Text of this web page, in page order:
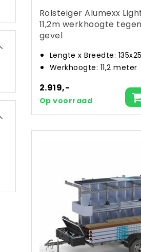
Rolsteiger Alumexx
11,2m werkhoogte
gevel
Lengte x Breedte:
Werkhoogte: 11,2 meter
2.919,-
Op voorraad